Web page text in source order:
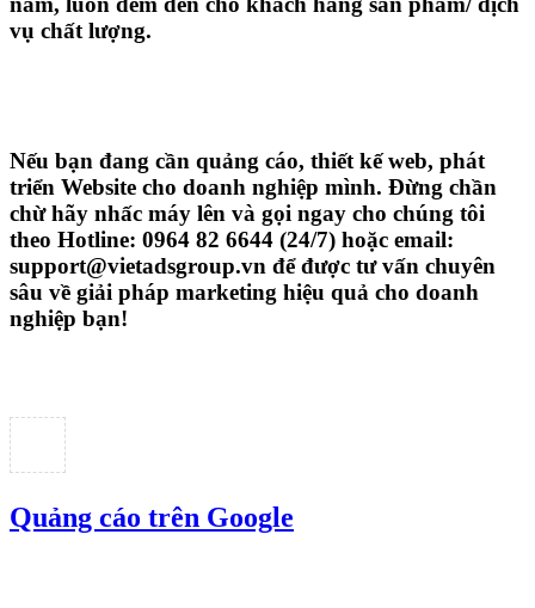
Design
SEO
Banner
Facebook
Google
Bảng giá
Web Store
Dịch vụ liên quan
Other Ads